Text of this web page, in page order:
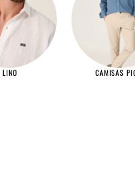
LINO CAMISAS